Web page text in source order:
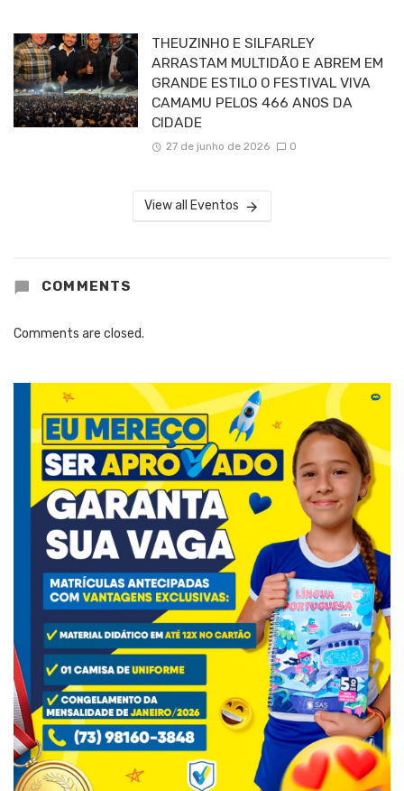
THEUZINHO E SILFARLEY
ARRASTAM MULTIDÃO E ABREM EM
GRANDE ESTILO O FESTIVAL VIVA
CAMAMU PELOS 466 ANOS DA
CIDADE
27 de junho de 2026 0
View all Eventos
COMMENTS
Comments are closed.